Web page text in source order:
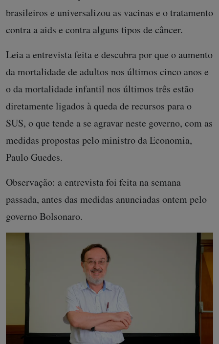
brasileiros e universalizou as vacinas e o tratamento
contra a aids e contra alguns tipos de câncer.
Leia a entrevista feita e descubra por que o aumento
da mortalidade de adultos nos últimos cinco anos e
o da mortalidade infantil nos últimos três estão
diretamente ligados à queda de recursos para o
SUS, o que tende a se agravar neste governo, com as
medidas propostas pelo ministro da Economia,
Paulo Guedes.
Observação: a entrevista foi feita na semana
passada, antes das medidas anunciadas ontem pelo
governo Bolsonaro.